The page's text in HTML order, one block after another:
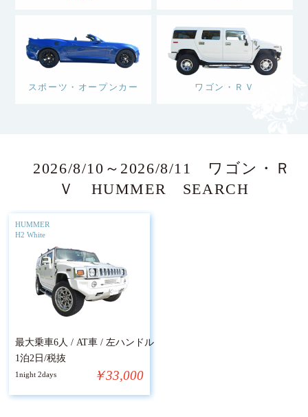
スポーツ・オープンカー ワゴン・ＲＶ
2026/8/10～2026/8/11 ワゴン・Ｒ
Ｖ HUMMER SEARCH
HUMMER
H2 White
最大乗車6人 / AT車 / 左ハンドル
1泊2日/税抜
1night 2days ￥33,000